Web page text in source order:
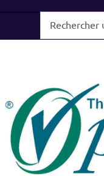
une
une